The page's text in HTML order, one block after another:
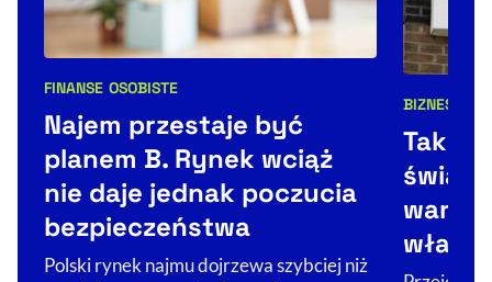
Kategorie artykułu:
FINANSE OSOBISTE
Najem przestaje być
planem B. Rynek wciąż
nie daje jednak poczucia
bezpieczeństwa
Polski rynek najmu dojrzewa szybciej niż
BIZNES
Tak
świat.
warto